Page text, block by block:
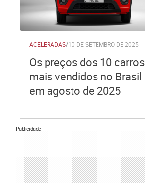
ACELERADAS/10 DE SETEMBRO DE 2025
Os preços dos 10 carros
mais vendidos no Brasil
em agosto de 2025
Publicidade